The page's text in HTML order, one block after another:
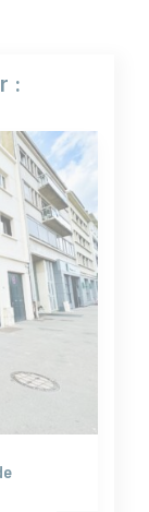
: